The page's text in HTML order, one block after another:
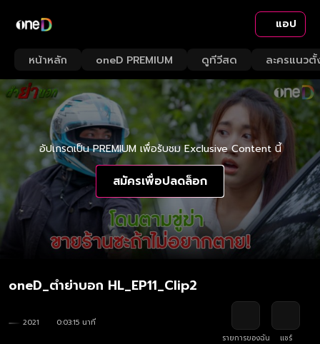
แอป
หน้าหลัก oneD PREMIUM ดูทีวีสด ละครแนวตั้
อัปเกรดเป็น PREMIUM เพื่อรับชม Exclusive Content นี้
สมัครเพื่อปลดล็อก
oneD_ตำย่าบอก HL_EP11_Clip2
2021
0:03:15 นาที
รายการของฉัน
แชร์